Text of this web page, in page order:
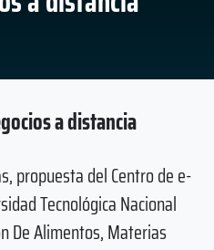
a distancia
propuesta del Centro de e-
Tecnológica Nacional
De Alimentos, Materias